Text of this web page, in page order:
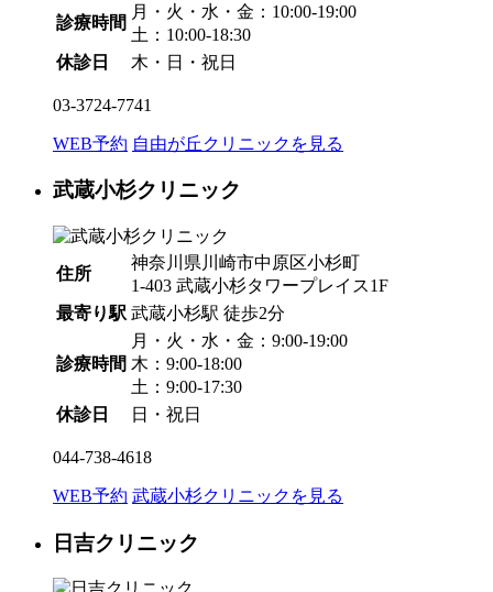
診療時間
月・火・水・金：10:00-19:00
土：10:00-18:30
休診日
木・日・祝日
03-3724-7741
WEB予約 自由が丘クリニックを見る
武蔵小杉クリニック
住所
神奈川県川崎市中原区小杉町
1-403 武蔵小杉タワープレイス1F
最寄り駅 武蔵小杉駅 徒歩2分
診療時間
月・火・水・金：9:00-19:00
木：9:00-18:00
土：9:00-17:30
休診日
日・祝日
044-738-4618
WEB予約 武蔵小杉クリニックを見る
日吉クリニック